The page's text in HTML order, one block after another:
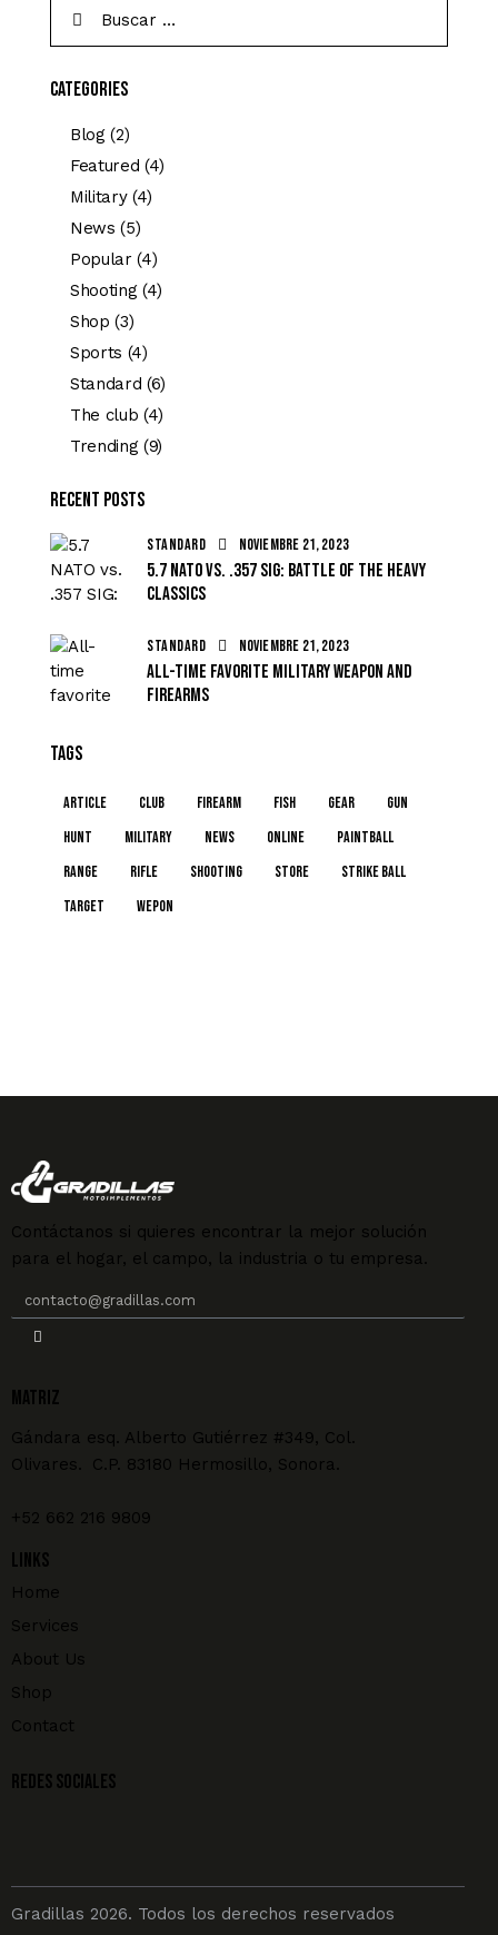
Categories
Blog(2)
Featured (4)
Military(4)
News (5)
Popular(4)
Shooting(4)
Shop (3)
Sports (4)
Standard (6)
The club (4)
Trending(9)
Recent Posts
STANDARD noviembre 21, 2023
5.7 NATO vs. .357 SIG: battle of the heavy
classics
STANDARD noviembre 21, 2023
All-time favorite military weapon and
firearms
Tags
article club firearm fish gear
gun
hunt
military news online
paintball
range
rifle shooting store
strike ball
target
wepon
Contáctanos si quieres encontrar la mejor solución
para el hogar, el campo, la industria o tu empresa.
MATRIZ
Gándara esq. Alberto Gutiérrez #349, Col.
Olivares. C.P. 83180 Hermosillo, Sonora.
+52 662 216 9809
Links
Home
Services
About Us
Shop
Contact
REDES SOCIALES
Gradillas 2026. Todos los derechos reservados